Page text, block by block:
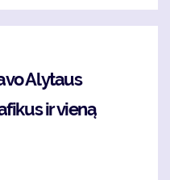
Alytaus
ir vieną